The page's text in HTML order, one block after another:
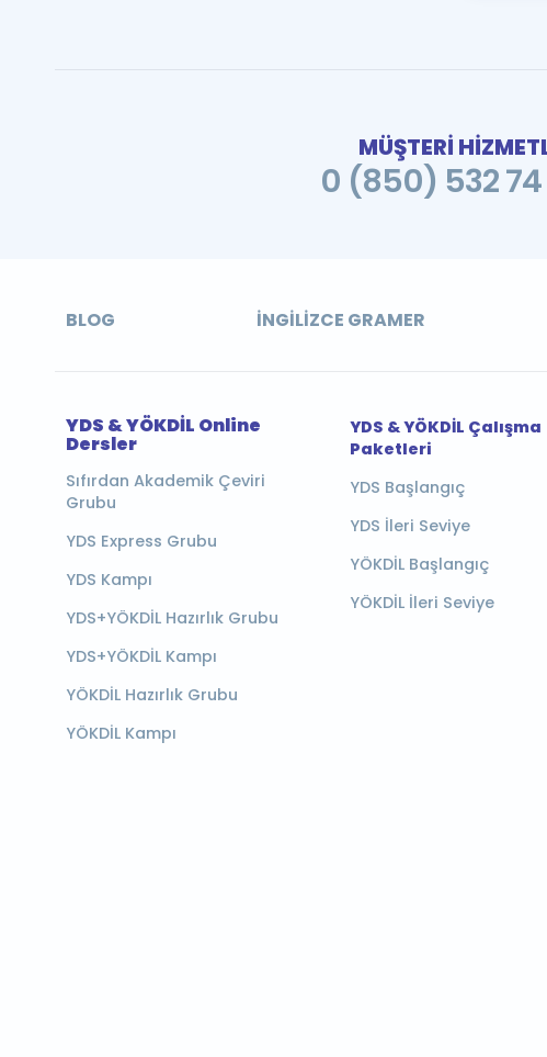
MÜŞTERİ
0 (850) 532 74
BLOG İNGILIZCE GRAMER
YDS & YÖKDİL Online
Dersler
Sıfırdan Akademik Çeviri
Grubu
YDS Express Grubu
YDS Kampı
YDS+YÖKDİL Hazırlık Grubu
YDS+YÖKDİL Kampı
YÖKDİL Hazırlık Grubu
YÖKDİL Kampı
YDS & YÖKDİL Çalışma
Paketleri
YDS Başlangıç
YDS İleri Seviye
YÖKDİL Başlangıç
YÖKDİL İleri Seviye